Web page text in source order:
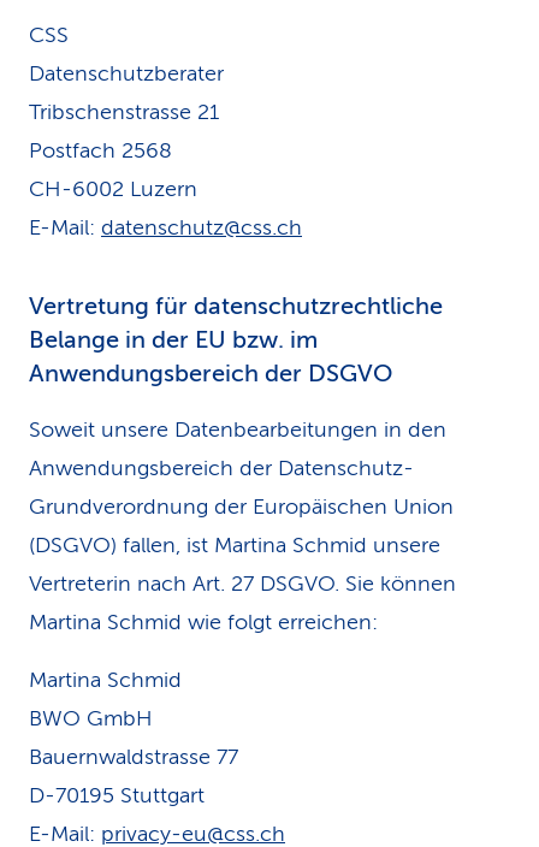
CSS
Datenschutzberater
Tribschenstrasse 21
Postfach 2568
CH-6002 Luzern
E-Mail: datenschutz@css.ch
Vertretung für datenschutzrechtliche
Belange in der EU bzw. im
Anwendungsbereich der DSGVO
Soweit unsere Datenbearbeitungen in den
Anwendungsbereich der Datenschutz-
Grundverordnung der Europäischen Union
(DSGVO) fallen, ist Martina Schmid unsere
Vertreterin nach Art. 27 DSGVO. Sie können
Martina Schmid wie folgt erreichen:
Martina Schmid
BWO GmbH
Bauernwaldstrasse 77
D-70195 Stuttgart
E-Mail: privacy-eu@css.ch